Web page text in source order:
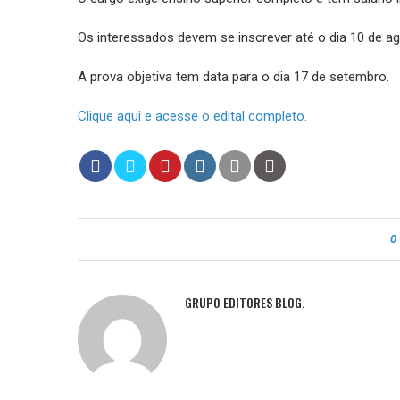
Os interessados devem se inscrever até o dia 10 de
A prova objetiva tem data para o dia 17 de setembro.
Clique aqui e acesse o edital completo.
0
GRUPO EDITORES BLOG.